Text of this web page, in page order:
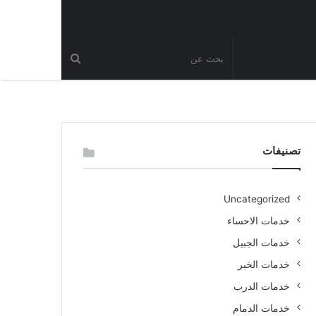
تصنيفات
Uncategorized
خدمات الاحساء
خدمات الجبيل
خدمات الخبر
خدمات الدرب
خدمات الدمام